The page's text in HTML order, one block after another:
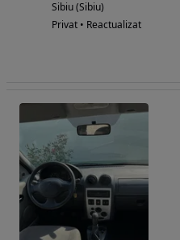
Sibiu (Sibiu)
Privat • Reactualizat